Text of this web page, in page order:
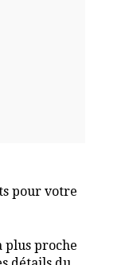
pour votre
proche